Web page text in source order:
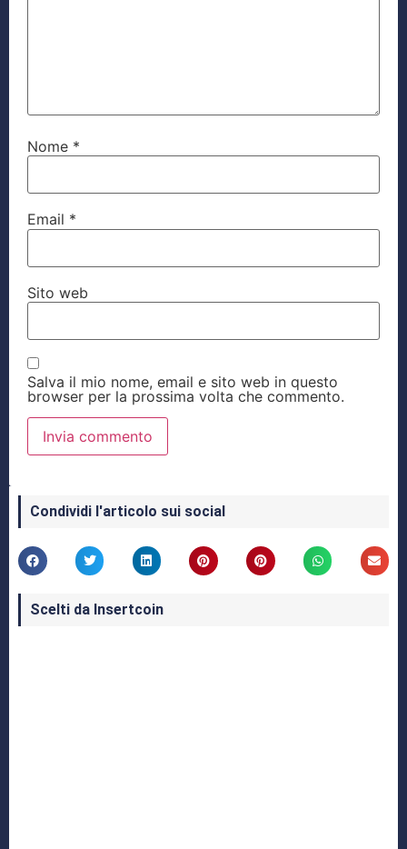
Nome *
Email *
Sito web
Salva il mio nome, email e sito web in questo
browser per la prossima volta che commento.
Condividi l'articolo sui social
Scelti da Insertcoin